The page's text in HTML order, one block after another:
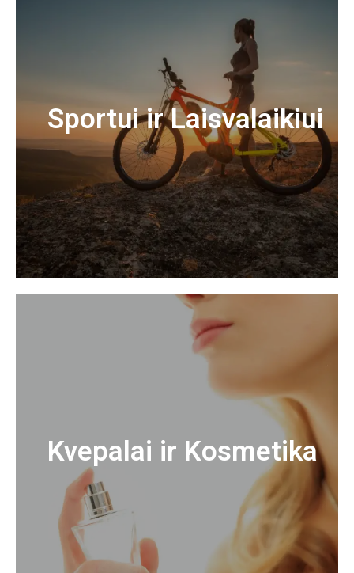
Sportui ir Laisvalaikiui
Kvepalai ir Kosmetika